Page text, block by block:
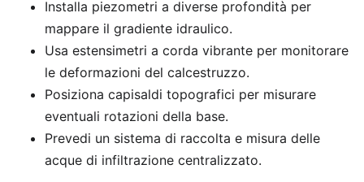
Installa piezometri a diverse profondità per
mappare il gradiente idraulico.
Usa estensimetri a corda vibrante per monitorare
le deformazioni del calcestruzzo.
Posiziona capisaldi topografici per misurare
eventuali rotazioni della base.
Prevedi un sistema di raccolta e misura delle
acque di infiltrazione centralizzato.